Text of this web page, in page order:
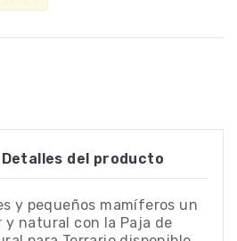
Detalles del producto
y pequeños mamíferos un
y natural con la Paja de